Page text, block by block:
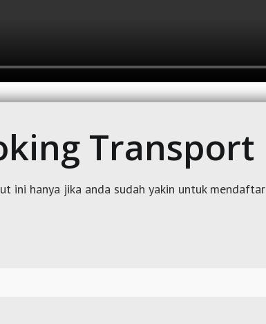
Transport
ini hanya jika anda sudah yakin untuk mendaftar